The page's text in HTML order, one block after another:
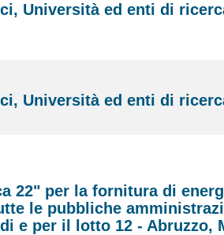
Università ed enti di
Università ed enti di
22" per la fornitura di
le pubbliche
e per il lotto 12 - Abruzzo,